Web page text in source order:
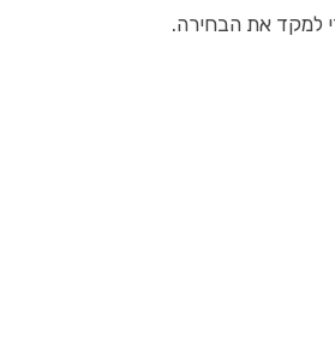
למקד את הבחירה.